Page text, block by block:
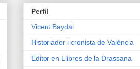
Perfil
Vicent Baydal
Historiador i cronista de València
Editor en Llibres de la Drassana